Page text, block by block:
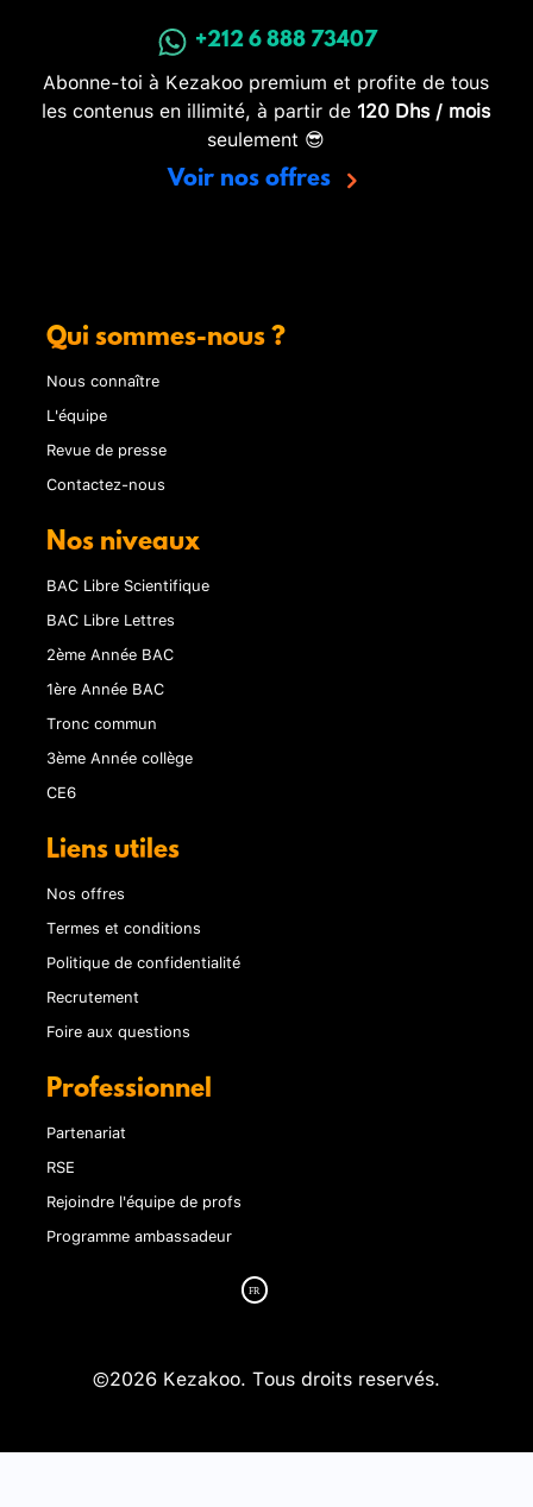
+212 6 888 73407
Abonne-toi à Kezakoo premium et profite de tous
les contenus en illimité, à partir de 120 Dhs / mois
seulement 😎
Voir nos offres
Qui sommes-nous ?
Nous connaître
L'équipe
Revue de presse
Contactez-nous
Nos niveaux
BAC Libre Scientifique
BAC Libre Lettres
2ème Année BAC
1ère Année BAC
Tronc commun
3ème Année collège
CE6
Liens utiles
Nos offres
Termes et conditions
Politique de confidentialité
Recrutement
Foire aux questions
Professionnel
Partenariat
RSE
Rejoindre l'équipe de profs
Programme ambassadeur
©2026 Kezakoo. Tous droits reservés.